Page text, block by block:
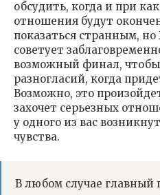
обсудить, когда и при
отношения будут
показаться странным,
советует
возможный финал, чтобы
разногласий, когда
Возможно, это
захочет серьезных
у одного из вас
чувства.
В любом случае главный